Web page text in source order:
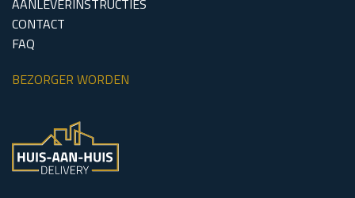
AANLEVERINSTRUCTIES
CONTACT
FAQ
BEZORGER WORDEN